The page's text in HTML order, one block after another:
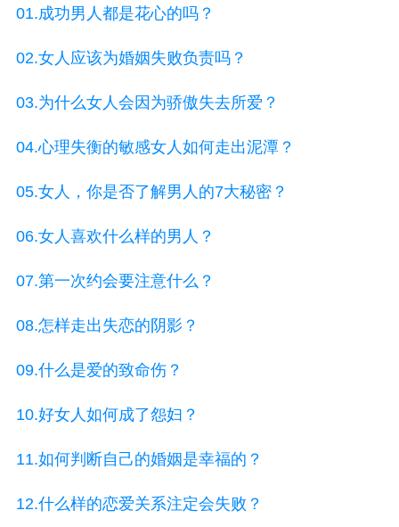
01.成功男人都是花心的吗？
02.女人应该为婚姻失败负责吗？
03.为什么女人会因为骄傲失去所爱？
04.心理失衡的敏感女人如何走出泥潭？
05.女人，你是否了解男人的7大秘密？
06.女人喜欢什么样的男人？
07.第一次约会要注意什么？
08.怎样走出失恋的阴影？
09.什么是爱的致命伤？
10.好女人如何成了怨妇？
11.如何判断自己的婚姻是幸福的？
12.什么样的恋爱关系注定会失败？